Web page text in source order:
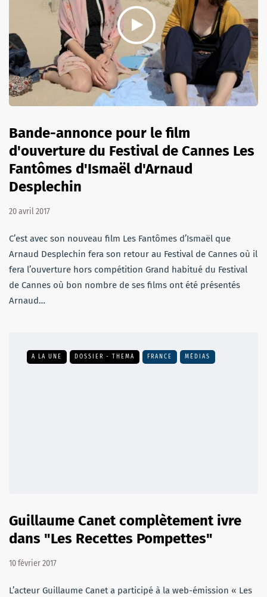
Bande-annonce pour le film
d'ouverture du Festival de Cannes Les
Fantômes d'Ismaël d'Arnaud
Desplechin
20 avril 2017
C’est avec son nouveau film Les Fantômes d’Ismaël que
Arnaud Desplechin fera son retour au Festival de Cannes où il
fera l’ouverture hors compétition Grand habitué du Festival
de Cannes où bon nombre de ses films ont été présentés
Arnaud…
A LA UNE DOSSIER - THEMA FRANCE MÉDIAS
Guillaume Canet complètement ivre
dans "Les Recettes Pompettes"
10 février 2017
L’acteur Guillaume Canet a participé à la web-émission « Les